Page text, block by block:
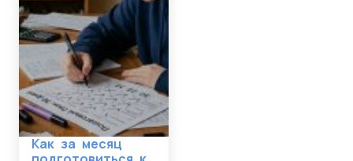
Как за месяц